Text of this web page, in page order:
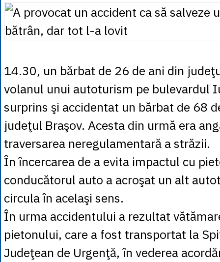
1 NZD= 2.6097
1 PLN= 1.1646
1 SEK= 0.4526
1 XDR = 5.9383
= 0.2318
14.30, un bărbat de 26 de ani din
volanul unui autoturism pe bulevardul
surprins şi accidentat un bărbat de 68
judeţul Braşov. Acesta din urmă era
traversarea neregulamentară a străzii.
În încercarea de a evita impactul cu
conducătorul auto a acroşat un alt
circula în acelaşi sens.
În urma accidentului a rezultat
pietonului, care a fost transportat la
Judeţean de Urgenţă, în vederea